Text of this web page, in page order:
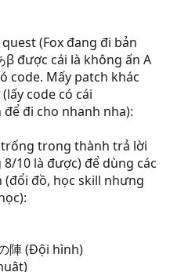
(Fox đang đi bản
β được cái là không ấn A
code. Mấy patch khác
code có cái
để đi cho nhanh nha):
trong thành trả lời
10 là được) để dùng các
đồ, học skill nhưng
陣 (Đội hình)